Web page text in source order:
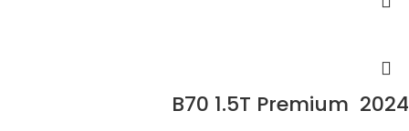
B70 1.5T Premium 2024